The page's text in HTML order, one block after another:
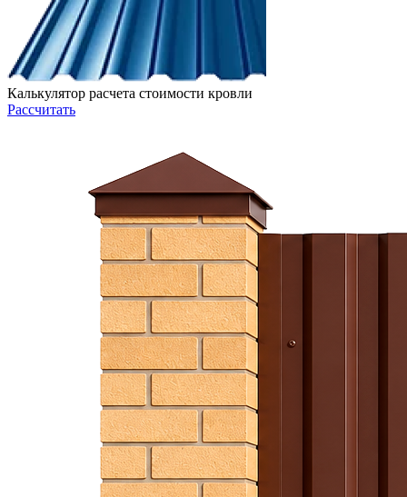
Калькулятор расчета стоимости кровли
Рассчитать